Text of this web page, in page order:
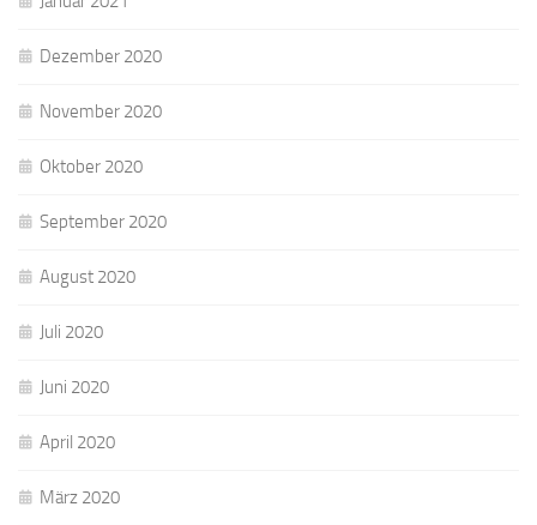
Dezember 2020
November 2020
Oktober 2020
September 2020
August 2020
Juli 2020
Juni 2020
April 2020
März 2020